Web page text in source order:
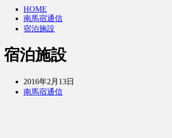
HOME
南馬宿通信
宿泊施設
宿泊施設
2016年2月13日
南馬宿通信